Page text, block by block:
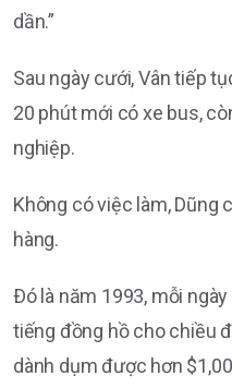
dần.”
Sau ngày cưới, Vân tiếp
20 phút mới có xe bus,
nghiệp.
Không có việc làm, Dũng
hàng.
Ðó là năm 1993, mỗi
tiếng đồng hồ cho chiều
dành dụm được hơn